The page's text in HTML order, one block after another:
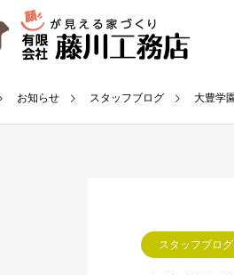
お知らせ スタッフブログ 大豊学
スタッフブログ